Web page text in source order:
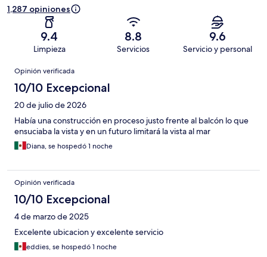
1,287 opiniones
9.4
Limpieza
8.8
Servicios
9.6
Servicio y personal
Opiniones
Opinión verificada
10/10 Excepcional
20 de julio de 2026
Había una construcción en proceso justo frente al balcón lo que
ensuciaba la vista y en un futuro limitará la vista al mar
Diana, se hospedó 1 noche
Opinión verificada
10/10 Excepcional
4 de marzo de 2025
Excelente ubicacion y excelente servicio
eddies, se hospedó 1 noche